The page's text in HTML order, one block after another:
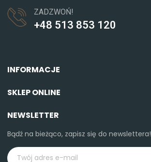
ZADZWOŃ!
+48 513 853 120
INFORMACJE
SKLEP ONLINE
NEWSLETTER
Bądź na bieżąco, zapisz się do newslettera!